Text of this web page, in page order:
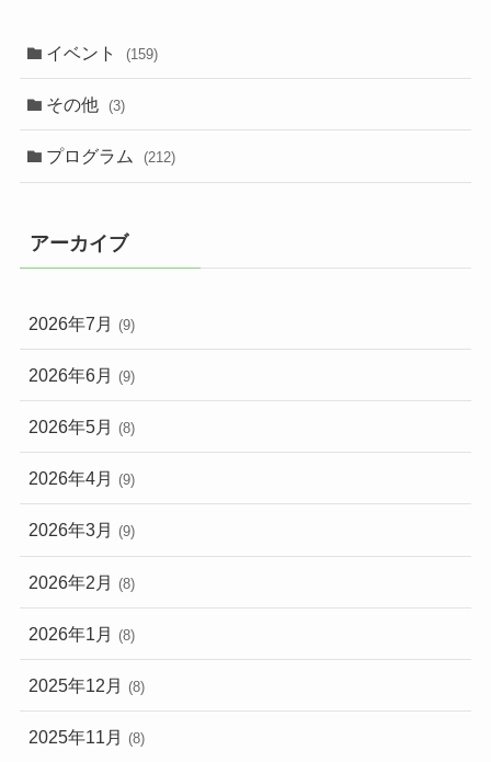
イベント (159)
その他 (3)
プログラム (212)
アーカイブ
2026年7月 (9)
2026年6月 (9)
2026年5月 (8)
2026年4月 (9)
2026年3月 (9)
2026年2月 (8)
2026年1月 (8)
2025年12月 (8)
2025年11月 (8)